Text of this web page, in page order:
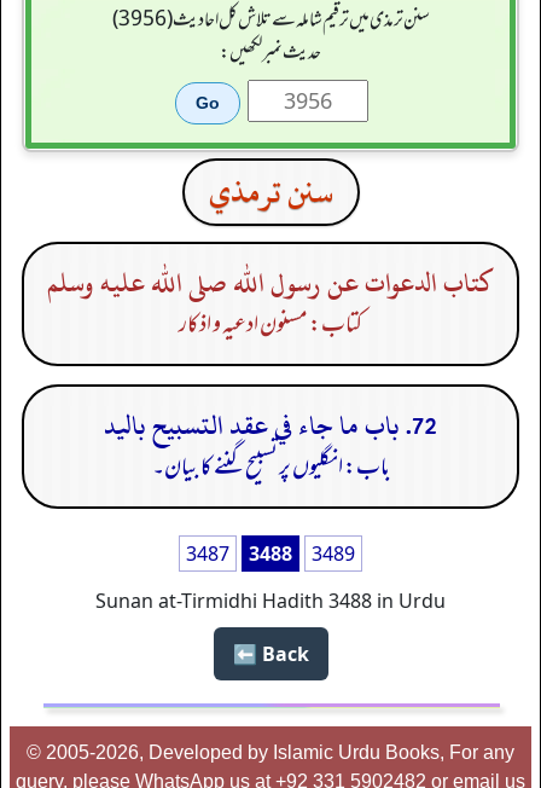
سنن ترمذی میں ترقیم شاملہ سے تلاش کل احادیث (3956)
حدیث نمبر لکھیں:
سنن ترمذي
كتاب الدعوات عن رسول الله صلى الله عليه وسلم
کتاب: مسنون ادعیہ و اذکار
72. باب ما جاء في عقد التسبيح باليد
باب: انگلیوں پر تسبیح گننے کا بیان۔
3487 3488
3489
Sunan at-Tirmidhi Hadith 3488 in Urdu
Back ⬅️
© 2005-2026, Developed by Islamic Urdu Books, For any
query, please WhatsApp us at +92 331 5902482 or email us